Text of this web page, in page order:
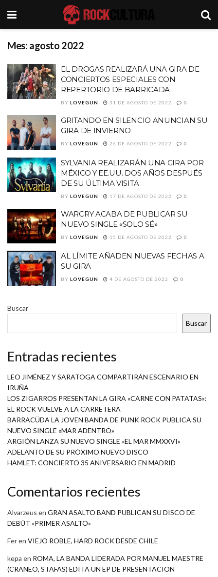
Mes: agosto 2022
EL DROGAS REALIZARÁ UNA GIRA DE
CONCIERTOS ESPECIALES CON
REPERTORIO DE BARRICADA
BY LOVEGUN 31 DE AGOSTO DE 2022 0
GRITANDO EN SILENCIO ANUNCIAN SU
GIRA DE INVIERNO
BY LOVEGUN 26 DE AGOSTO DE 2022 0
SYLVANIA REALIZARÁN UNA GIRA POR
MÉXICO Y EE.UU. DOS AÑOS DESPUÉS
DE SU ÚLTIMA VISITA
BY LOVEGUN 17 DE AGOSTO DE 2022 0
WARCRY ACABA DE PUBLICAR SU
NUEVO SINGLE «SOLO SÉ»
BY LOVEGUN 15 DE AGOSTO DE 2022 0
AL LÍMITE AÑADEN NUEVAS FECHAS A
SU GIRA
BY LOVEGUN 4 DE AGOSTO DE 2022 0
Buscar
Buscar
Entradas recientes
LEO JIMÉNEZ Y SARATOGA COMPARTIRÁN ESCENARIO EN
IRUÑA
LOS ZIGARROS PRESENTAN LA GIRA «CARNE CON PATATAS»:
EL ROCK VUELVE A LA CARRETERA
BARRACÜDA LA JOVEN BANDA DE PUNK ROCK PUBLICA SU
NUEVO SINGLE «MAR ADENTRO»
ARGIÓN LANZA SU NUEVO SINGLE «EL MAR MMXXVI»
ADELANTO DE SU PRÓXIMO NUEVO DISCO
HAMLET: CONCIERTO 35 ANIVERSARIO EN MADRID
Comentarios recientes
Alvarzeus en GRAN ASALTO BAND PUBLICAN SU DISCO DE
DEBÚT «PRIMER ASALTO»
Feren VIEJO ROBLE, HARD ROCK DESDE CHILE
kepa en ROMA, LA BANDA LIDERADA POR MANUEL MAESTRE
(CRANEO, STAFAS) EDITA UN EP DE PRESENTACION